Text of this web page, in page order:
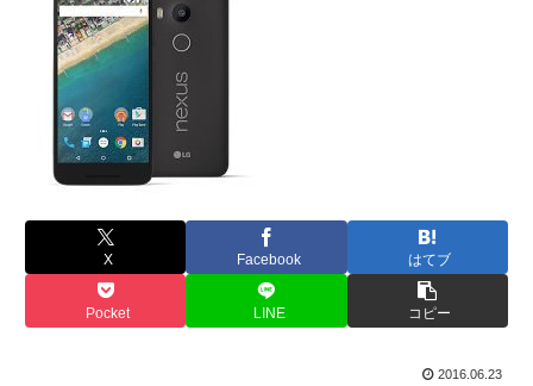
X Facebook はてブ
Pocket LINE コピー
2016.06.23